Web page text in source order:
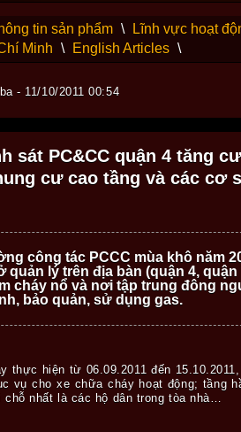
tin sản phẩm \ Lĩnh vực hoạt
Minh \ English Articles \
- 11/10/2011 00:54
sát PC&CC quận 4 tăng
cư cao tầng và các cơ
công tác PCCC mùa khô năm
quản lý trên địa bàn (quận 4,
cháy nổ và nơi tập trung đông
bảo quản, sử dụng gas.
thực hiện từ 06.09.2011 đến
vụ cho xe chữa cháy hoạt động; tầng
nhất là các hộ dân trong tòa nhà…